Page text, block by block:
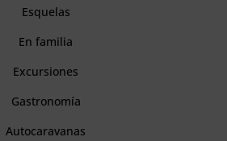
Esquelas
En familia
Excursiones
Gastronomía
Autocaravanas